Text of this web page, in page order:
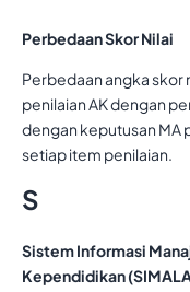
Perbedaan Skor Nilai
Perbedaan angka skor
penilaian AK dengan
dengan keputusan MA
setiap item penilaian.
S
Sistem Informasi
Kependidikan